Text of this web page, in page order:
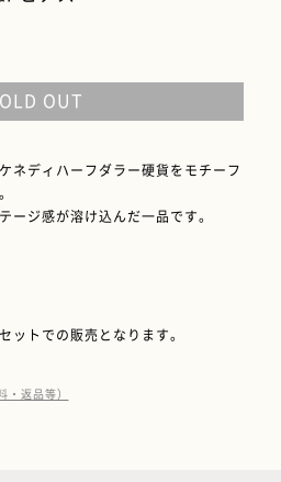
OUT
ネディハーフダラー硬貨をモチーフ
ージ感が溶け込んだ一品です。
ットでの販売となります。
・返品等）